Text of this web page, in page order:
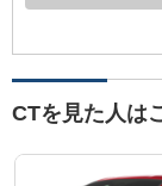
CTを見た人は